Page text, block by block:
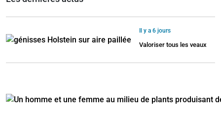
Il y a 6 jours
Valoriser tous les veaux